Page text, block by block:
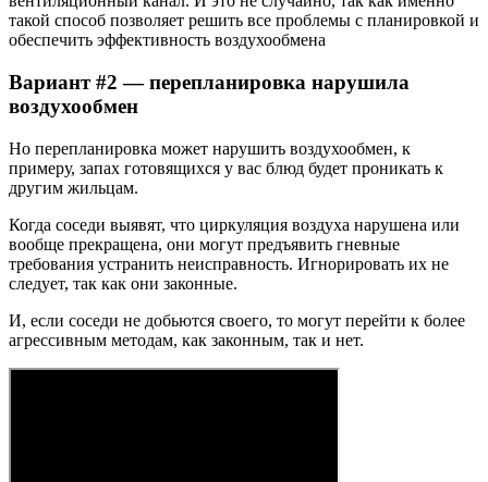
такой способ позволяет решить все проблемы с планировкой и
обеспечить эффективность воздухообмена
Вариант #2 — перепланировка нарушила
воздухообмен
Но перепланировка может нарушить воздухообмен, к
примеру, запах готовящихся у вас блюд будет проникать к
другим жильцам.
Когда соседи выявят, что циркуляция воздуха нарушена или
вообще прекращена, они могут предъявить гневные
требования устранить неисправность. Игнорировать их не
следует, так как они законные.
И, если соседи не добьются своего, то могут перейти к более
агрессивным методам, как законным, так и нет.